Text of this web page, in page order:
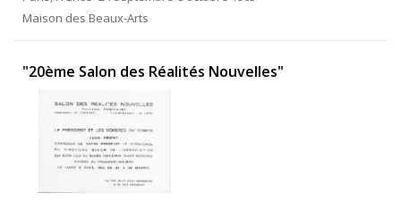
Maison des Beaux-Arts
"20ème Salon des Réalités Nouvelles"